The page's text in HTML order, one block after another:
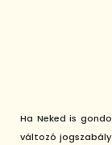
Ha Neked is
változó